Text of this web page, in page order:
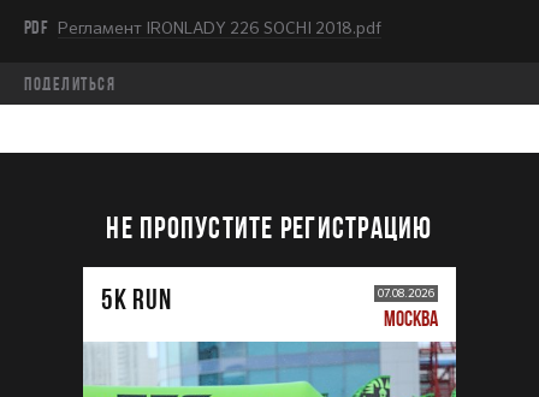
PDF Регламент IRONLADY 226 SOCHI 2018.pdf
Поделиться
НЕ ПРОПУСТИТЕ РЕГИСТРАЦИЮ
5К RUN 07.08.2026
МОСКВА